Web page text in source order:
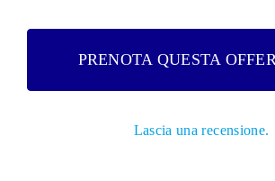
PRENOTA QUESTA
Lascia una recensione.